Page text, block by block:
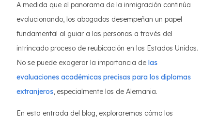
A medida que el panorama de la inmigración continúa
evolucionando, los abogados desempeñan un papel
fundamental al guiar a las personas a través del
intrincado proceso de reubicación en los Estados Unidos.
No se puede exagerar la importancia de las
evaluaciones académicas precisas para los diplomas
extranjeros, especialmente los de Alemania.
En esta entrada del blog, exploraremos cómo los